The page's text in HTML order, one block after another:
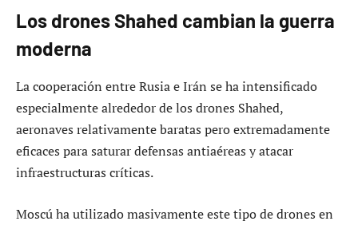
Los drones Shahed cambian la guerra
moderna
La cooperación entre Rusia e Irán se ha intensificado
especialmente alrededor de los drones Shahed,
aeronaves relativamente baratas pero extremadamente
eficaces para saturar defensas antiaéreas y atacar
infraestructuras críticas.
Moscú ha utilizado masivamente este tipo de drones en